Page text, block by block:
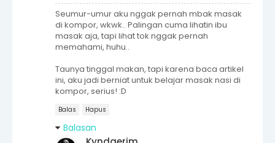
Seumur-umur aku nggak pernah mbak masak
di kompor, wkwk.. Palingan cuma lihatin ibu
masak aja, tapi lihat tok nggak pernah
memahami, huhu..
Taunya tinggal makan, tapi karena baca artikel
ini, aku jadi berniat untuk belajar masak nasi di
kompor, serius! :D
Balas Hapus
Balasan